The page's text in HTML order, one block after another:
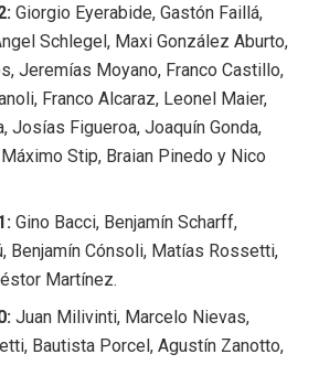
Giorgio Eyerabide, Gastón Faillá,
Schlegel, Maxi González Aburto,
Jeremías Moyano, Franco Castillo,
Franco Alcaraz, Leonel Maier,
Josías Figueroa, Joaquín Gonda,
Stip, Braian Pinedo y Nico
Gino Bacci, Benjamín Scharff,
Benjamín Cónsoli, Matías Rossetti,
Martínez.
Juan Milivinti, Marcelo Nievas,
Bautista Porcel, Agustín Zanotto,